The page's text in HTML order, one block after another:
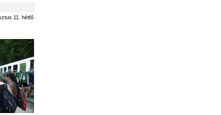
11. hétfő